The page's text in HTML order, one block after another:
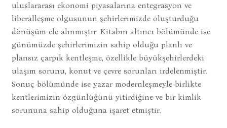
uluslararası ekonomi piyasalarına entegrasyon ve
liberalleşme olgusunun şehirlerimizde oluşturduğu
dönüşüm ele alınmıştır. Kitabın altıncı bölümünde ise
günümüzde şehirlerimizin sahip olduğu planlı ve
plansız çarpık kentleşme, özellikle büyükşehirlerdeki
ulaşım sorunu, konut ve çevre sorunları irdelenmiştir.
Sonuç bölümünde ise yazar modernleşmeyle birlikte
kentlerimizin özgünlüğünü yitirdiğine ve bir kimlik
sorununa sahip olduğuna işaret etmiştir.